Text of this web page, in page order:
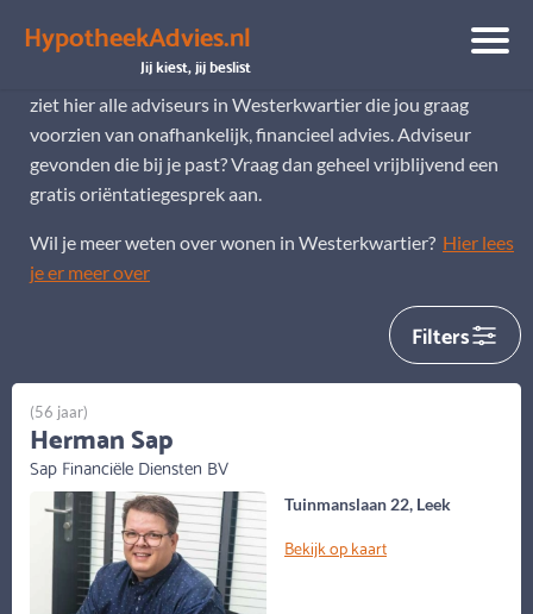
HypotheekAdvies.nl
Jij kiest, jij beslist
Hypotheekadviseurs Westerkwartier
Op zoek naar een hypotheekadviseur in Westerkwartier? Je
ziet hier alle adviseurs in Westerkwartier die jou graag
voorzien van onafhankelijk, financieel advies. Adviseur
gevonden die bij je past? Vraag dan geheel vrijblijvend een
gratis oriëntatiegesprek aan.
Wil je meer weten over wonen in Westerkwartier? Hier lees
je er meer over
Filters
Tuinmanslaan 22, Leek
Bekijk op kaart
(56 jaar)
Herman Sap
Sap Financiële Diensten BV